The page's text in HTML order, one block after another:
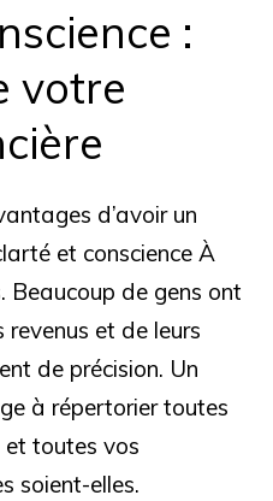
:
votre
d’avoir un
et conscience À
Beaucoup de gens ont
revenus et de leurs
de précision. Un
à répertorier toutes
et toutes vos
soient-elles.